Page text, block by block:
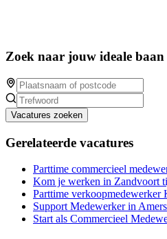
Zoek naar jouw ideale
Vacatures zoeken
Gerelateerde vacatures
Parttime commercieel
Kom je werken in Zandvoort
Parttime verkoopmedewerker
Support Medewerker in
Start als Commercieel